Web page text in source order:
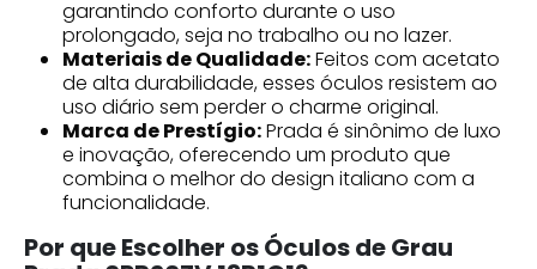
garantindo conforto durante o uso
prolongado, seja no trabalho ou no lazer.
Materiais de Qualidade:Feitos com acetato
de alta durabilidade, esses óculos resistem ao
uso diário sem perder o charme original.
Marca de Prestígio:Prada é sinônimo de luxo
e inovação, oferecendo um produto que
combina o melhor do design italiano com a
funcionalidade.
Por que Escolher os Óculos de Grau